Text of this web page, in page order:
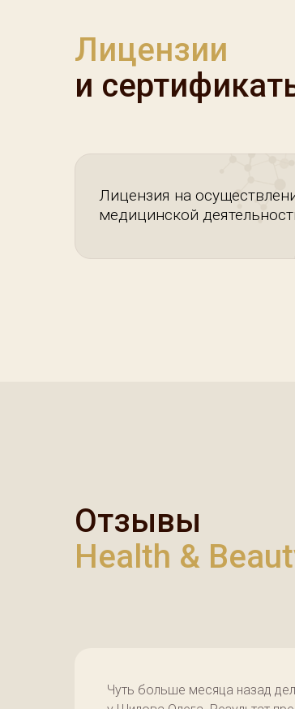
Лицензии
и
Лицензия на
медицинской
Отзывы
Health &
Чуть больше месяца назад